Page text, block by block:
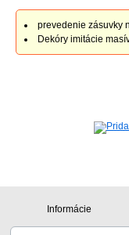
prevedenie zásuvky
Dekóry imitácie
Informácie